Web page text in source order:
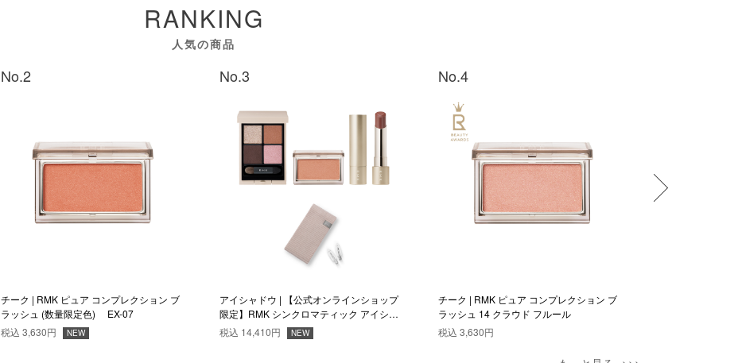
RANKING
人気の商品
No.2
チーク | RMK ピュア コンプレクション ブ
ラッシュ (数量限定色) EX-07
税込 3,630円 NEW
No.3
アイシャドウ | 【公式オンラインショップ
限定】RMK シンクロマティック アイシャ
ドウパレット Magnetic Muse セット
税込 14,410円 NEW
No.4
チーク | RMK ピュア コンプレクション ブ
ラッシュ 14 クラウド フルール
税込 3,630円